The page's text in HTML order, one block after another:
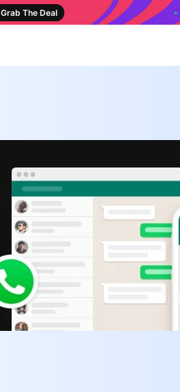
Grab The Deal